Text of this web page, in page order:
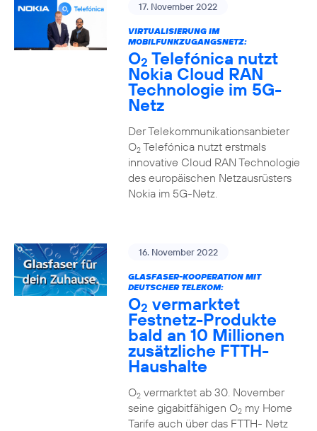
17. November 2022
VIRTUALISIERUNG IM
MOBILFUNKZUGANGSNETZ:
O2 Telefónica nutzt
Nokia Cloud RAN
Technologie im 5G-
Netz
Der Telekommunikationsanbieter
O2Telefónica nutzt erstmals
innovative Cloud RAN Technologie
des europäischen Netzausrüsters
Nokia im 5G-Netz.
16. November 2022
GLASFASER-KOOPERATION MIT
DEUTSCHER TELEKOM:
O2 vermarktet
Festnetz-Produkte
bald an 10 Millionen
zusätzliche FTTH-
Haushalte
O2vermarktet ab 30. November
seine gigabitfähigen O2my Home
Tarife auch über das FTTH- Netz